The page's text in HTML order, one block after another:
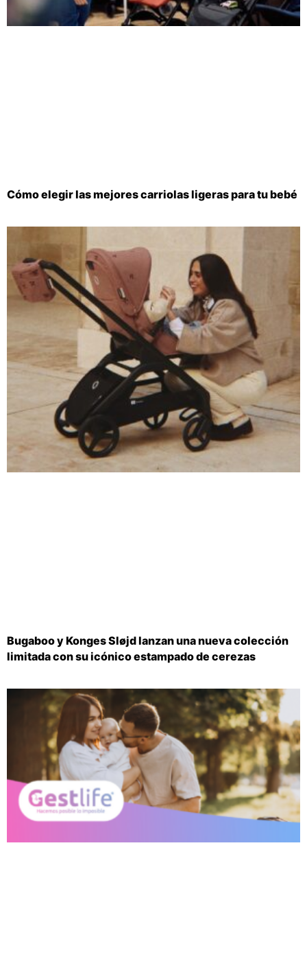
Cómo elegir las mejores carriolas ligeras para tu bebé
Bugaboo y Konges Sløjd lanzan una nueva colección
limitada con su icónico estampado de cerezas